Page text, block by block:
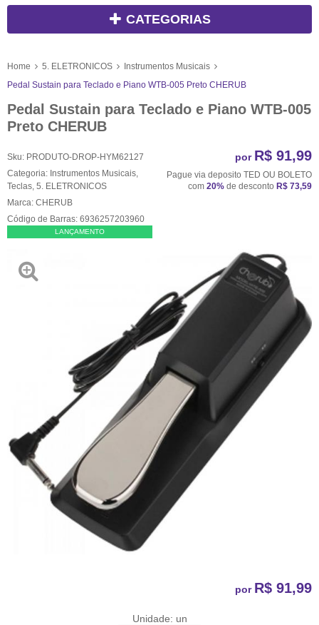
CATEGORIAS
Home 5. ELETRONICOS
Instrumentos Musicais
Pedal Sustain para Teclado e Piano WTB-005 Preto CHERUB
Pedal Sustain para Teclado e Piano WTB-005
Preto CHERUB
Sku: PRODUTO-DROP-HYM62127
Categoria: Instrumentos Musicais
Teclas 5. ELETRONICOS
Marca: CHERUB
Código de Barras: 6936257203960
LANÇAMENTO
por R$ 91,99
Pague via deposito TED OU BOLETO
com 20% de desconto R$ 73,59
por R$ 91,99
Unidade: un